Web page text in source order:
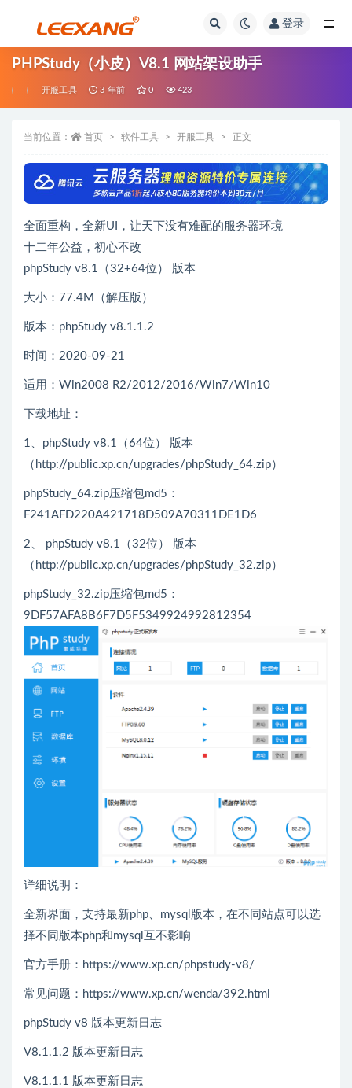
登录
PHPStudy（小皮）V8.1 网站架设助手
开服工具 3 年前 0 423
当前位置： 首页 软件工具 开服工具 正文
全面重构，全新UI，让天下没有难配的服务器环境
十二年公益，初心不改
phpStudy v8.1（32+64位） 版本
大小：77.4M（解压版）
版本：phpStudy v8.1.1.2
时间：2020-09-21
适用：Win2008 R2/2012/2016/Win7/Win10
下载地址：
1、phpStudy v8.1（64位） 版本
（http://public.xp.cn/upgrades/phpStudy_64.zip）
phpStudy_64.zip压缩包md5：
F241AFD220A421718D509A70311DE1D6
2、 phpStudy v8.1（32位） 版本
（http://public.xp.cn/upgrades/phpStudy_32.zip）
phpStudy_32.zip压缩包md5：
9DF57AFA8B6F7D5F5349924992812354
详细说明：
全新界面，支持最新php、mysql版本，在不同站点可以选
择不同版本php和mysql互不影响
官方手册：https://www.xp.cn/phpstudy-v8/
常见问题：https://www.xp.cn/wenda/392.html
phpStudy v8 版本更新日志
V8.1.1.2 版本更新日志
V8.1.1.1 版本更新日志